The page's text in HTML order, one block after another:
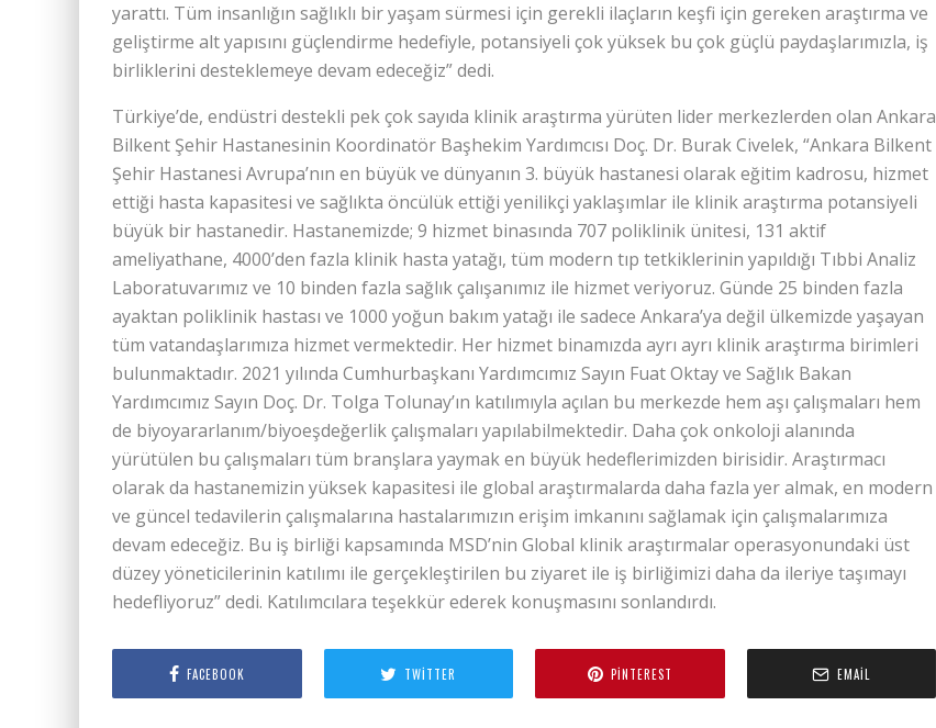
yarattı. Tüm insanlığın sağlıklı bir yaşam sürmesi için gerekli ilaçların keşfi için gereken araştırma ve
geliştirme alt yapısını güçlendirme hedefiyle, potansiyeli çok yüksek bu çok güçlü paydaşlarımızla, iş
birliklerini desteklemeye devam edeceğiz” dedi.
Türkiye’de, endüstri destekli pek çok sayıda klinik araştırma yürüten lider merkezlerden olan Ankara
Bilkent Şehir Hastanesinin Koordinatör Başhekim Yardımcısı Doç. Dr. Burak Civelek, “Ankara Bilkent
Şehir Hastanesi Avrupa’nın en büyük ve dünyanın 3. büyük hastanesi olarak eğitim kadrosu, hizmet
ettiği hasta kapasitesi ve sağlıkta öncülük ettiği yenilikçi yaklaşımlar ile klinik araştırma potansiyeli
büyük bir hastanedir. Hastanemizde; 9 hizmet binasında 707 poliklinik ünitesi, 131 aktif
ameliyathane, 4000’den fazla klinik hasta yatağı, tüm modern tıp tetkiklerinin yapıldığı Tıbbi Analiz
Laboratuvarımız ve 10 binden fazla sağlık çalışanımız ile hizmet veriyoruz. Günde 25 binden fazla
ayaktan poliklinik hastası ve 1000 yoğun bakım yatağı ile sadece Ankara’ya değil ülkemizde yaşayan
tüm vatandaşlarımıza hizmet vermektedir. Her hizmet binamızda ayrı ayrı klinik araştırma birimleri
bulunmaktadır. 2021 yılında Cumhurbaşkanı Yardımcımız Sayın Fuat Oktay ve Sağlık Bakan
Yardımcımız Sayın Doç. Dr. Tolga Tolunay’ın katılımıyla açılan bu merkezde hem aşı çalışmaları hem
de biyoyararlanım/biyoeşdeğerlik çalışmaları yapılabilmektedir. Daha çok onkoloji alanında
yürütülen bu çalışmaları tüm branşlara yaymak en büyük hedeflerimizden birisidir. Araştırmacı
olarak da hastanemizin yüksek kapasitesi ile global araştırmalarda daha fazla yer almak, en modern
ve güncel tedavilerin çalışmalarına hastalarımızın erişim imkanını sağlamak için çalışmalarımıza
devam edeceğiz. Bu iş birliği kapsamında MSD’nin Global klinik araştırmalar operasyonundaki üst
düzey yöneticilerinin katılımı ile gerçekleştirilen bu ziyaret ile iş birliğimizi daha da ileriye taşımayı
hedefliyoruz” dedi. Katılımcılara teşekkür ederek konuşmasını sonlandırdı.
FACEBOOK TWITTER PINTEREST EMAIL